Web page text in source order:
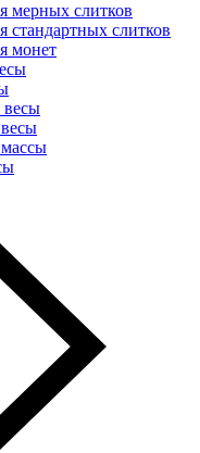
мерных слитков
стандартных слитков
монет